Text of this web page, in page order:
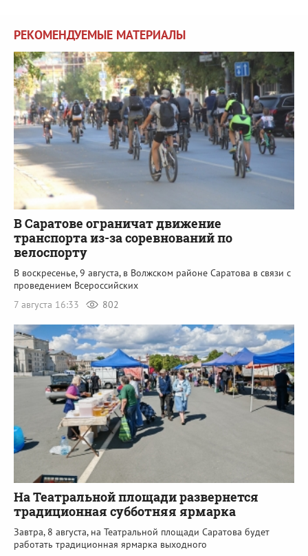
РЕКОМЕНДУЕМЫЕ МАТЕРИАЛЫ
В Саратове ограничат движение
транспорта из-за соревнований по
велоспорту
В воскресенье, 9 августа, в Волжском районе Саратова в связи с
проведением Всероссийских
7 августа 16:33
802
На Театральной площади развернется
традиционная субботняя ярмарка
Завтра, 8 августа, на Театральной площади Саратова будет
работать традиционная ярмарка выходного